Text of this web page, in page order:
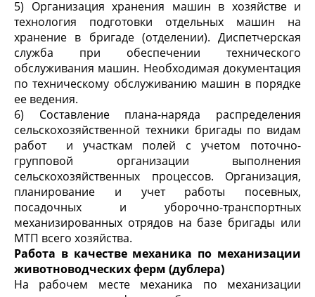
5) Организация хранения машин в хозяйстве и
технология подготовки отдельных машин на
хранение в бригаде (отделении). Диспетчерская
служба при обеспечении технического
обслуживания машин. Необходимая документация
по техническому обслуживанию машин в порядке
ее ведения.
6) Составление плана-наряда распределения
сельскохозяйственной техники бригады по видам
работ и участкам полей с учетом поточно-
групповой организации выполнения
сельскохозяйственных процессов. Организация,
планирование и учет работы посевных,
посадочных и уборочно-транспортных
механизированных отрядов на базе бригады или
МТП всего хозяйства.
Работа в качестве механика по механизации
животноводческих ферм (дублера)
На рабочем месте механика по механизации